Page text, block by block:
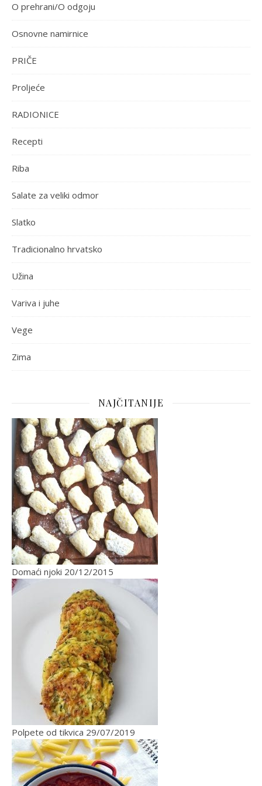
O prehrani/O odgoju
Osnovne namirnice
PRIČE
Proljeće
RADIONICE
Recepti
Riba
Salate za veliki odmor
Slatko
Tradicionalno hrvatsko
Užina
Variva i juhe
Vege
Zima
NAJČITANIJE
Domaći njoki 20/12/2015
Polpete od tikvica 29/07/2019